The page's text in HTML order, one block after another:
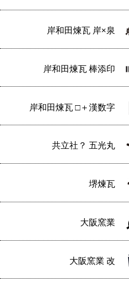
岸和田煉瓦 岸×泉
岸和田煉瓦 棒添印
岸和田煉瓦 □＋漢数字
共立社？ 五光丸
堺煉瓦
大阪窯業
大阪窯業 改